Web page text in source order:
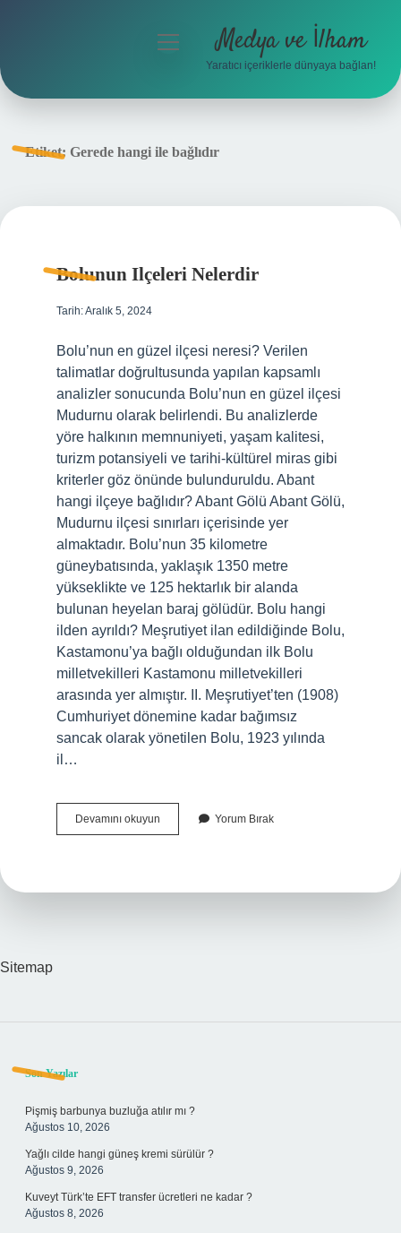
menüyü
Medya ve İlham
Yaratıcı içeriklerle dünyaya bağlan!
Etiket: Gerede hangi ile bağlıdır
Bolunun Ilçeleri Nelerdir
Tarih: Aralık 5, 2024
Bolu’nun en güzel ilçesi neresi? Verilen
talimatlar doğrultusunda yapılan kapsamlı
analizler sonucunda Bolu’nun en güzel ilçesi
Mudurnu olarak belirlendi. Bu analizlerde
yöre halkının memnuniyeti, yaşam kalitesi,
turizm potansiyeli ve tarihi-kültürel miras gibi
kriterler göz önünde bulunduruldu. Abant
hangi ilçeye bağlıdır? Abant Gölü Abant Gölü,
Mudurnu ilçesi sınırları içerisinde yer
almaktadır. Bolu’nun 35 kilometre
güneybatısında, yaklaşık 1350 metre
yükseklikte ve 125 hektarlık bir alanda
bulunan heyelan baraj gölüdür. Bolu hangi
ilden ayrıldı? Meşrutiyet ilan edildiğinde Bolu,
Kastamonu’ya bağlı olduğundan ilk Bolu
milletvekilleri Kastamonu milletvekilleri
arasında yer almıştır. II. Meşrutiyet’ten (1908)
Cumhuriyet dönemine kadar bağımsız
sancak olarak yönetilen Bolu, 1923 yılında
il…
Devamını okuyun Bolunun
Ilçeleri
Yorum Bırak
Sitemap
Sidebar
Son Yazılar
Pişmiş barbunya buzluğa atılır mı ?
Ağustos 10, 2026
Yağlı cilde hangi güneş kremi sürülür ?
Ağustos 9, 2026
Kuveyt Türk’te EFT transfer ücretleri ne kadar ?
Ağustos 8, 2026